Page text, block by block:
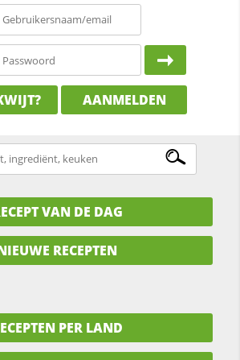
AANMELDEN
VAN DE DAG
RECEPTEN
PER LAND